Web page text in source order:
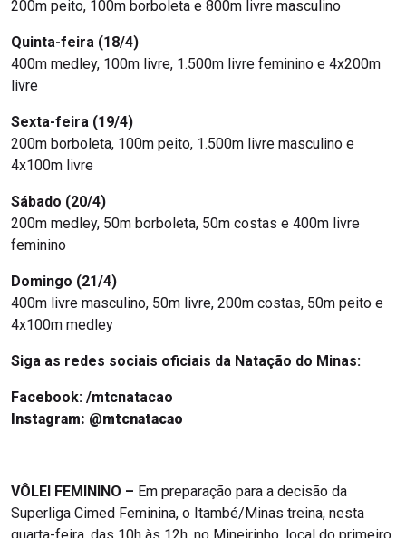
200m peito, 100m borboleta e 800m livre masculino
Quinta-feira (18/4)
400m medley, 100m livre, 1.500m livre feminino e 4x200m
livre
Sexta-feira (19/4)
200m borboleta, 100m peito, 1.500m livre masculino e
4x100m livre
Sábado (20/4)
200m medley, 50m borboleta, 50m costas e 400m livre
feminino
Domingo (21/4)
400m livre masculino, 50m livre, 200m costas, 50m peito e
4x100m medley
Siga as redes sociais oficiais da Natação do Minas:
Facebook: /mtcnatacao
Instagram: @mtcnatacao
VÔLEI FEMININO – Em preparação para a decisão da
Superliga Cimed Feminina, o Itambé/Minas treina, nesta